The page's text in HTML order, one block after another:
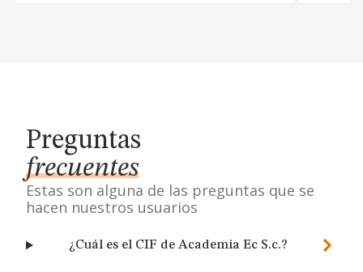
Preguntas
frecuentes
Estas son alguna de las preguntas que se
hacen nuestros usuarios
¿Cuál es el CIF de Academia Ec S.c.?